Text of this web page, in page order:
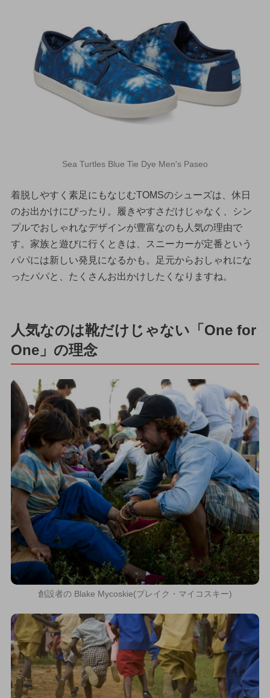
Sea Turtles Blue Tie Dye Men's Paseo
着脱しやすく素足にもなじむTOMSのシューズは、休日
のお出かけにぴったり。履きやすさだけじゃなく、シン
プルでおしゃれなデザインが豊富なのも人気の理由で
す。家族と遊びに行くときは、スニーカーが定番という
パパには新しい発見になるかも。足元からおしゃれにな
ったパパと、たくさんお出かけしたくなりますね。
人気なのは靴だけじゃない「One for
One」の理念
創設者の Blake Mycoskie(ブレイク・マイコスキー)